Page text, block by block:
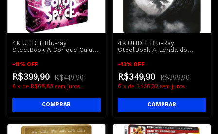
4K UHD + Blu-ray
SteelBook A Cor que Caiu
Color out of Space Dub Leg
-11% OFF
R$399,90 R$449,90
6 x de R$66,65 sem juros
4K UHD + Blu-Ray
SteelBook A Lenda do
Sleepy Hollow - Johnny
-13% OFF
R$349,90 R$399,90
6 x de R$58,32 sem juros